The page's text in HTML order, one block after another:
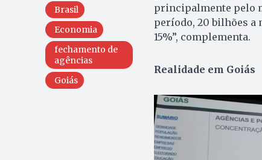
Brasil
Economia
fechamento de
agências
Goiás
principalmente pelo
período, 20 bilhões a
15%”, complementa.
Realidade em Goiás